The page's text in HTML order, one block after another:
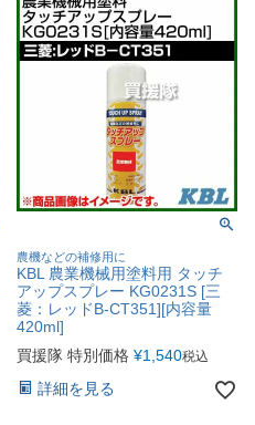
農機などの補修用に
KBL 農業機械用塗料用 タッチ
アップスプレー KG0231S [三
菱：レッドB-CT351][内容量
420ml]
買援隊 特別価格 ¥1,540税込
詳細を見る